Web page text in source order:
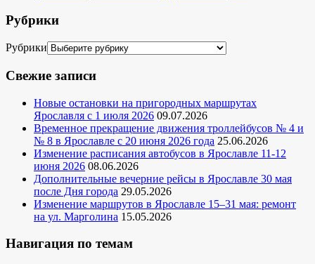
Рубрики
Рубрики
Свежие записи
Новые остановки на пригородных маршрутах
Ярославля с 1 июля 2026 09.07.2026
Временное прекращение движения троллейбусов № 4 и
№ 8 в Ярославле с 20 июня 2026 года 25.06.2026
Изменение расписания автобусов в Ярославле 11-12
июня 2026 08.06.2026
Дополнительные вечерние рейсы в Ярославле 30 мая
после Дня города 29.05.2026
Изменение маршрутов в Ярославле 15–31 мая: ремонт
на ул. Марголина 15.05.2026
Навигация по темам